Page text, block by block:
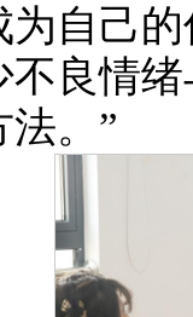
为自己
良情
法。”